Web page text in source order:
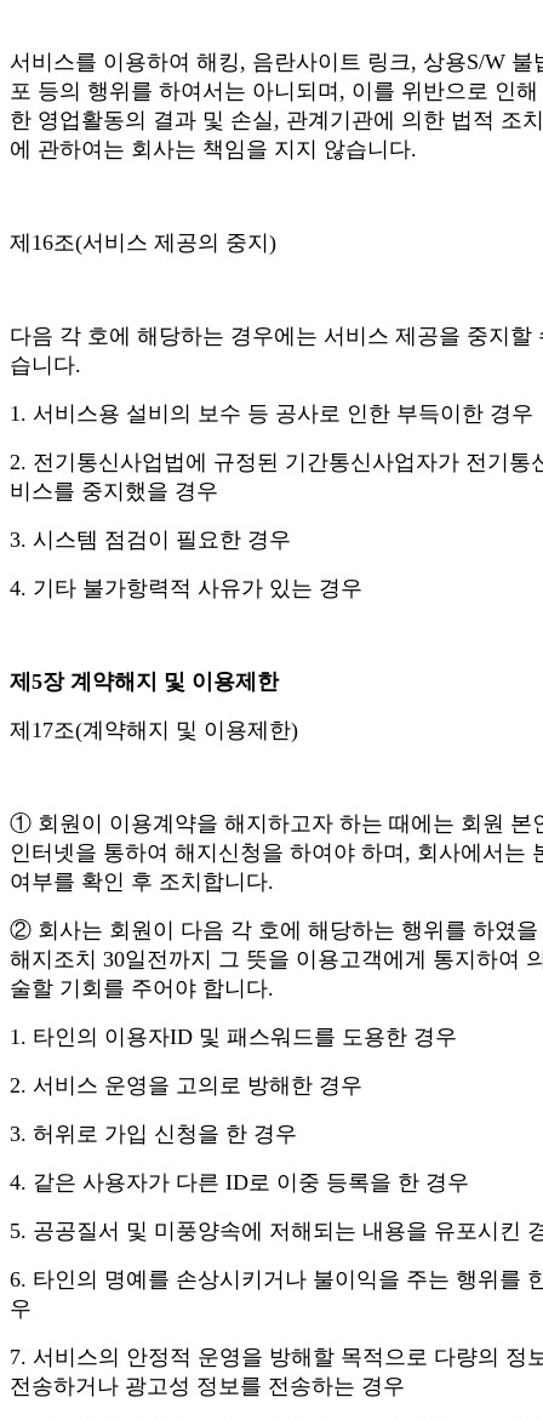
서비스를 이용하여 해킹, 음란사이트 링크, 상용S/W 불
포 등의 행위를 하여서는 아니되며, 이를 위반으로 인
한 영업활동의 결과 및 손실, 관계기관에 의한 법적 조
에 관하여는 회사는 책임을 지지 않습니다.
제16조(서비스 제공의 중지)
다음 각 호에 해당하는 경우에는 서비스 제공을 중지할
습니다.
1. 서비스용 설비의 보수 등 공사로 인한 부득이한 경우
2. 전기통신사업법에 규정된 기간통신사업자가 전기통
비스를 중지했을 경우
3. 시스템 점검이 필요한 경우
4. 기타 불가항력적 사유가 있는 경우
제5장 계약해지 및 이용제한
제17조(계약해지 및 이용제한)
① 회원이 이용계약을 해지하고자 하는 때에는 회원 본
인터넷을 통하여 해지신청을 하여야 하며, 회사에서는
여부를 확인 후 조치합니다.
② 회사는 회원이 다음 각 호에 해당하는 행위를 하였을
해지조치 30일전까지 그 뜻을 이용고객에게 통지하여
술할 기회를 주어야 합니다.
1. 타인의 이용자ID 및 패스워드를 도용한 경우
2. 서비스 운영을 고의로 방해한 경우
3. 허위로 가입 신청을 한 경우
4. 같은 사용자가 다른 ID로 이중 등록을 한 경우
5. 공공질서 및 미풍양속에 저해되는 내용을 유포시킨
6. 타인의 명예를 손상시키거나 불이익을 주는 행위를
우
7. 서비스의 안정적 운영을 방해할 목적으로 다량의 정
전송하거나 광고성 정보를 전송하는 경우